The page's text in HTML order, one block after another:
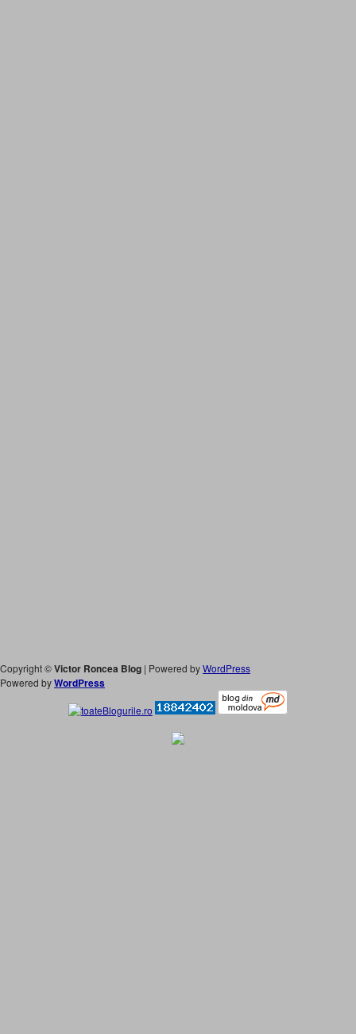
Copyright ©Victor Roncea Blog | Powered byWordPress
Powered byWordPress